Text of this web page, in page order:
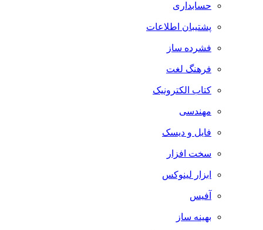
حسابداری
پشتیبان اطلاعات
فشرده ساز
فرهنگ لغت
کتاب الکترونیک
مهندسی
فایل و دیسک
سخت افزار
ابزار لینوکس
آفیس
بهینه ساز